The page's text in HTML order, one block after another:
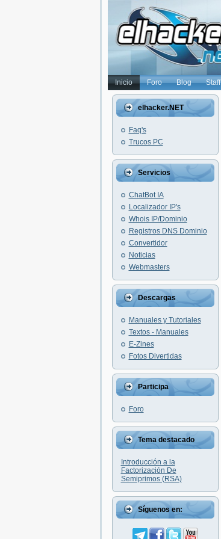
Inicio Foro Blog Staff
elhacker.NET
Faq's
Trucos PC
Servicios
ChatBot IA
Localizador IP's
Whois IP/Dominio
Registros DNS Dominio
Convertidor
Noticias
Webmasters
Descargas
Manuales y Tutoriales
Textos - Manuales
E-Zines
Fotos Divertidas
Participa
Foro
Tema destacado
Introducción a la
Factorización De
Semiprimos (RSA)
Síguenos en: